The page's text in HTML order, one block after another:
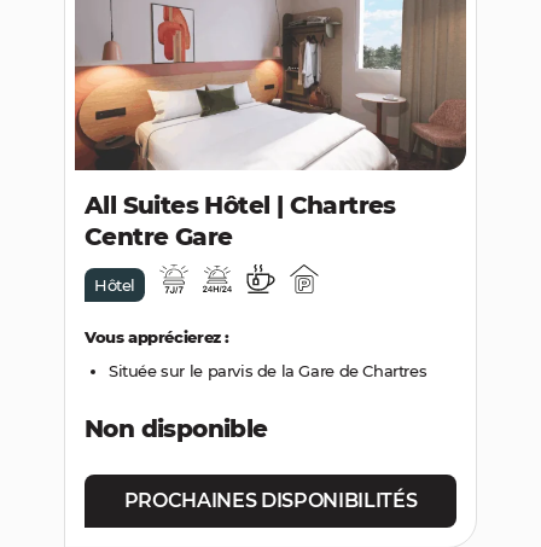
RECHERCHER
All Suites Hôtel | Chartres
Centre Gare
Hôtel
Vous apprécierez :
Située sur le parvis de la Gare de Chartres
Non disponible
PROCHAINES DISPONIBILITÉS